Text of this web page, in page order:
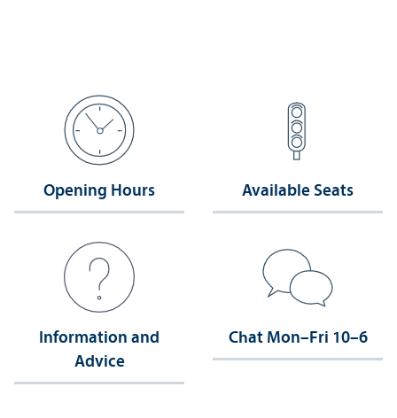
Opening Hours Available Seats
Information and
Advice
Chat Mon–Fri 10–6